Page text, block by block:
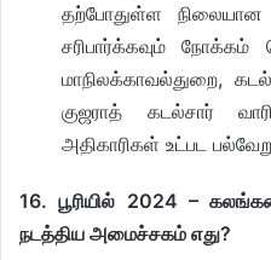
தற்போதுள்ள
சரிபார்க்கவும்
மாநிலக்காவல்துறை,
குஜராத் கடல்சார்
அதிகாரிகள் உட்பட
16. பூரியில் 2024 –
நடத்திய அமைச்சகம் எது?